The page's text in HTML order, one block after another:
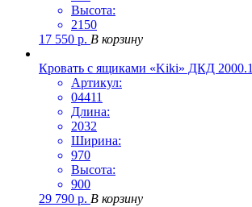
Высота:
2150
17 550 р. В корзину
Кровать с ящиками «Kiki» ДКД 2000.1
Артикул:
04411
Длина:
2032
Ширина:
970
Высота:
900
29 790 р. В корзину